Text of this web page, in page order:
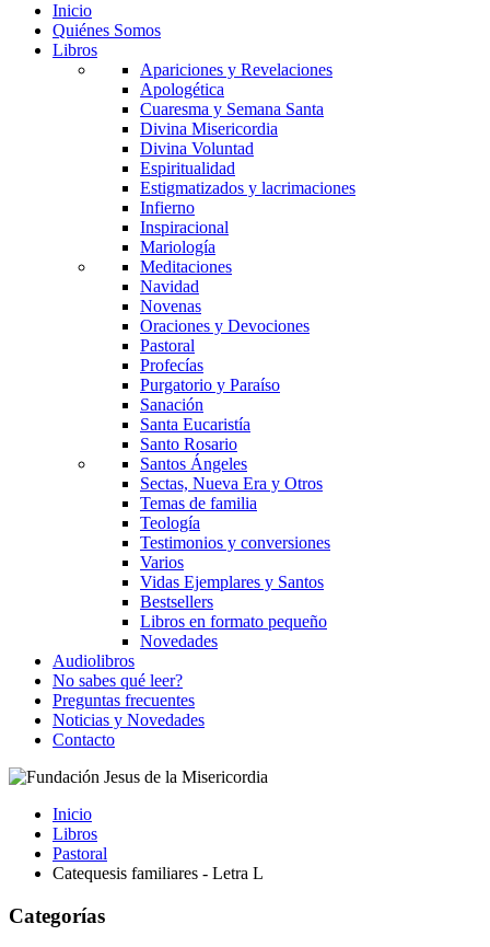
Inicio
Quiénes Somos
Libros
Apariciones y Revelaciones
Apologética
Cuaresma y Semana Santa
Divina Misericordia
Divina Voluntad
Espiritualidad
Estigmatizados y lacrimaciones
Infierno
Inspiracional
Mariología
Meditaciones
Navidad
Novenas
Oraciones y Devociones
Pastoral
Profecías
Purgatorio y Paraíso
Sanación
Santa Eucaristía
Santo Rosario
Santos Ángeles
Sectas, Nueva Era y Otros
Temas de familia
Teología
Testimonios y conversiones
Varios
Vidas Ejemplares y Santos
Bestsellers
Libros en formato pequeño
Novedades
Audiolibros
No sabes qué leer?
Preguntas frecuentes
Noticias y Novedades
Contacto
Inicio
Libros
Pastoral
Catequesis familiares - Letra L
Categorías